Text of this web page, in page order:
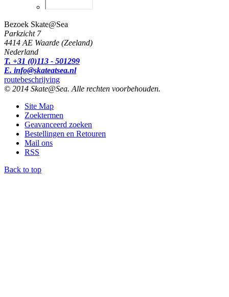
Bezoek Skate@Sea
Parkzicht 7
4414 AE Waarde (Zeeland)
Nederland
T. +31 (0)113 - 501299
E. info@skateatsea.nl
routebeschrijving
© 2014 Skate@Sea. Alle rechten voorbehouden.
Site Map
Zoektermen
Geavanceerd zoeken
Bestellingen en Retouren
Mail ons
RSS
Back to top